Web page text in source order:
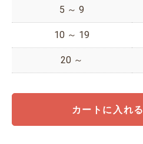
5 ～ 9
10 ～ 19
20 ～
カートに入れる